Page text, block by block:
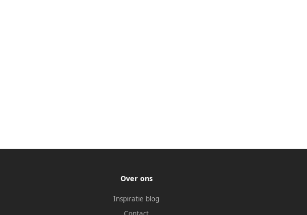
Over ons
Inspiratie blog